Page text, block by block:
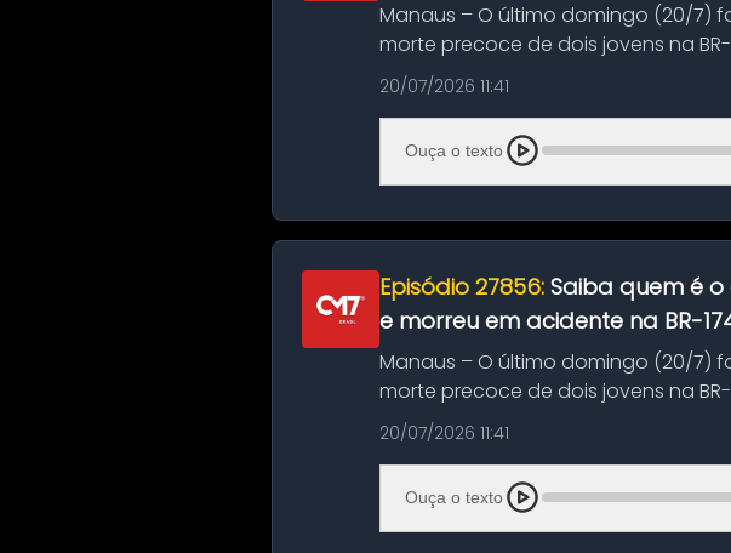
Manaus – O último domingo (20/7)
morte precoce de dois jovens na
típico café regio...
20/07/2026 11:41
Ouça o texto
Episódio 27856: Saiba quem é
e morreu em acidente na BR-
Manaus – O último domingo (20/7)
morte precoce de dois jovens na
típico café regio...
20/07/2026 11:41
Ouça o texto